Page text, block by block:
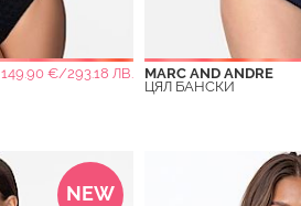
149.90 €/293.18 ЛВ.
MARC AND ANDRE
ЦЯЛ БАНСКИ
NEW